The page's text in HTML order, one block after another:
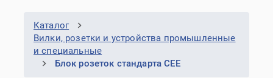
Каталог
Вилки, розетки и устройства промышленные
и специальные
Блок розеток стандарта CEE